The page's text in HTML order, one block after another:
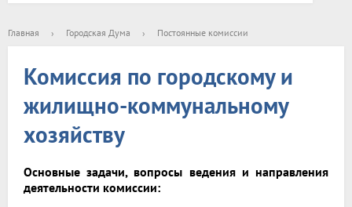
Главная › Городская Дума › Постоянные комиссии
Комиссия по городскому и
жилищно-коммунальному
хозяйству
Основные задачи, вопросы ведения и направления
деятельности комиссии: